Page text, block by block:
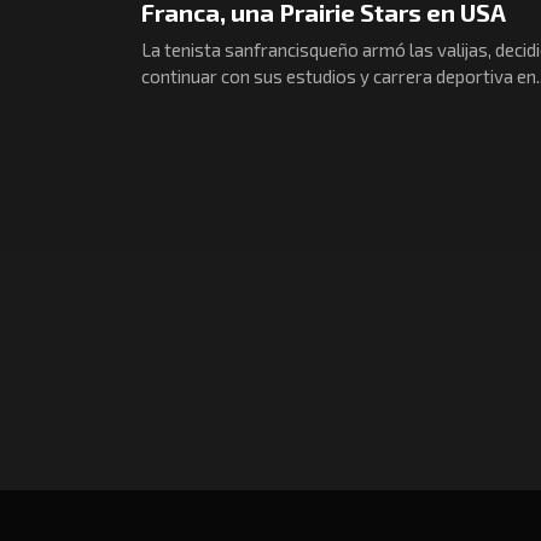
Franca, una Prairie Stars en USA
La tenista sanfrancisqueño armó las valijas,
continuar con sus estudios y carrera deportiva